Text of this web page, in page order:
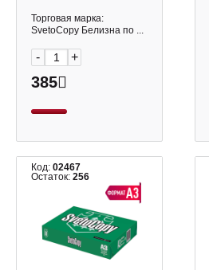
(катег.к-ва С)
Торговая марка:
SvetoCopy Белизна по ...
- +
385
Код: 02467
Остаток: 256